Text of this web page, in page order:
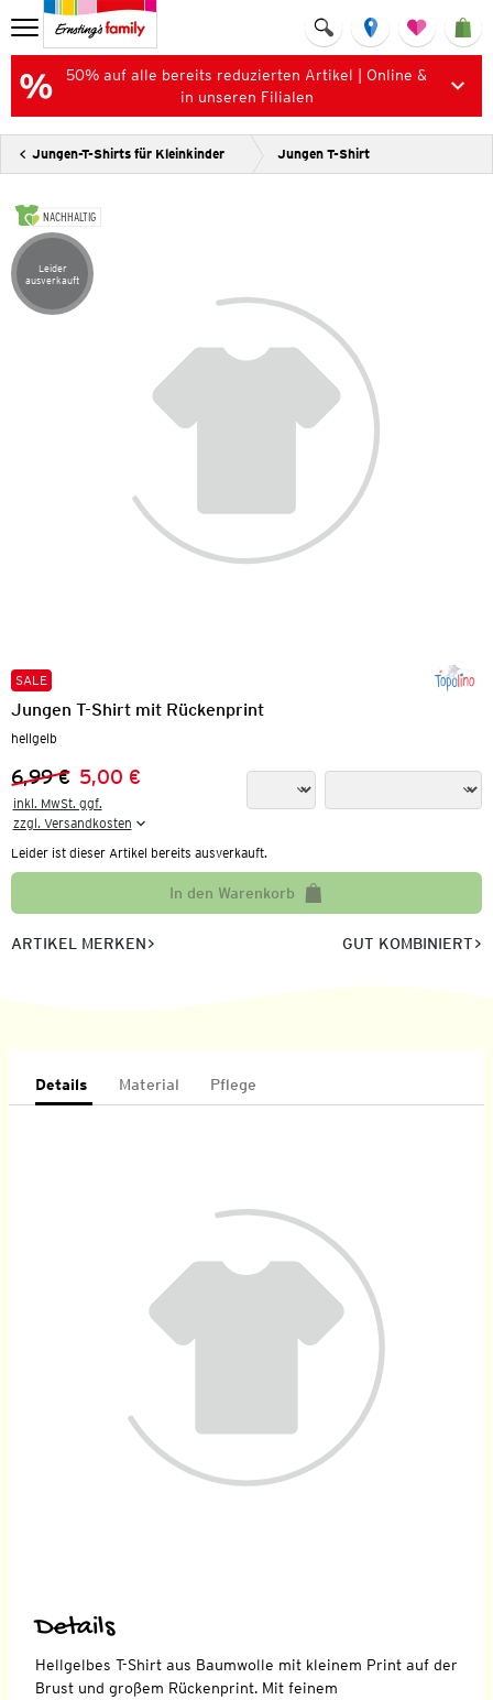
50% auf alle bereits reduzierten Artikel | Online &
in unseren Filialen
Jungen-T-Shirts für Kleinkinder Jungen T-Shirt
NACHHALTIG
Artikel leider ausverkauft
Leider
ausverkauft
SALE
Jungen T-Shirt mit Rückenprint
hellgelb
Vorheriger Preis:
6,99 €
Neuer Preis:
5,00 €
inkl. MwSt. ggf.
zzgl. Versandkosten
Leider ist dieser Artikel bereits ausverkauft.
In den Warenkorb
ARTIKEL MERKEN GUT KOMBINIERT
Details Material Pflege
Details
Hellgelbes T-Shirt aus Baumwolle mit kleinem Print auf der
Brust und großem Rückenprint. Mit feinem